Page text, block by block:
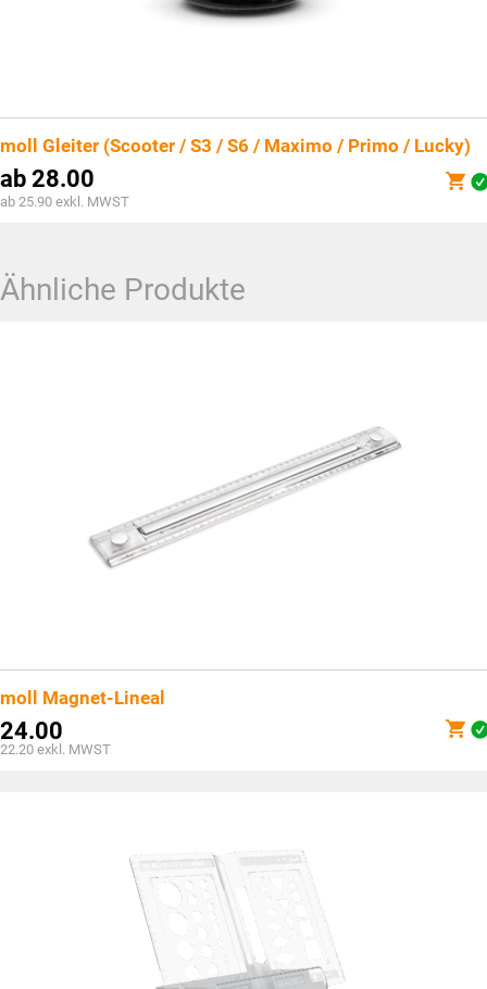
moll Gleiter (Scooter / S3 / S6 / Maximo / Primo / Lucky)
ab 28.00
ab 25.90 exkl. MWST
Ähnliche Produkte
moll Magnet-Lineal
24.00
22.20 exkl. MWST